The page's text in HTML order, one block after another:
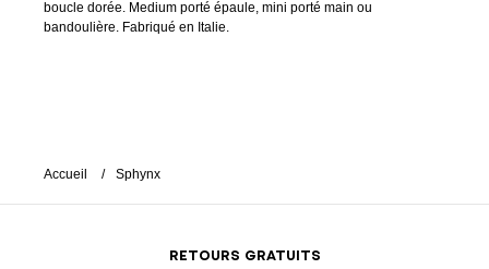
boucle dorée. Medium porté épaule, mini porté main ou
bandoulière. Fabriqué en Italie.
Accueil Sphynx
RETOURS GRATUITS